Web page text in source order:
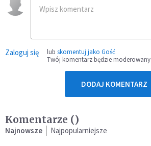
Zaloguj się lub skomentuj jako Gość
Twój komentarz będzie moderowany
DODAJ KOMENTARZ
Komentarze ()
Najnowsze Najpopularniejsze